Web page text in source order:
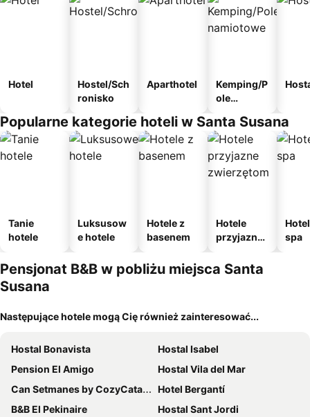
Hotel
Hostel/Sch
ronisko
Aparthotel
Kemping/P
ole
e
Popularne kategorie hoteli w Santa Susana
Tanie
hotele
Luksusow
e hotele
Hotele z
basenem
Hotele
przyjazne
m
spa
Pensjonat B&B w pobliżu miejsca Santa
Susana
Następujące hotele mogą Cię również zainteresować...
Hostal Bonavista
Hostal Isabel
Pension El Amigo
Hostal Vila del Mar
Can Setmanes by CozyCatalonia
Hotel Bergantí
B&B El Pekinaire
Hostal Sant Jordi